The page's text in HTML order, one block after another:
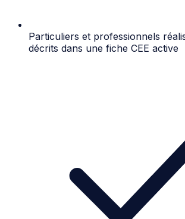
Particuliers et professionnels
décrits dans une fiche CEE active